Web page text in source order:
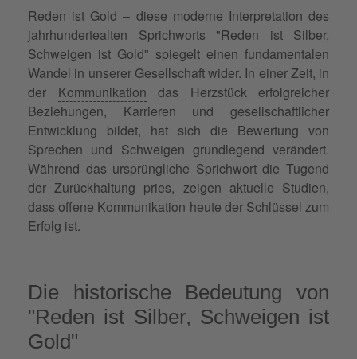
Reden ist Gold – diese moderne Interpretation des
jahrhundertealten Sprichworts "Reden ist Silber,
Schweigen ist Gold" spiegelt einen fundamentalen
Wandel in unserer Gesellschaft wider. In einer Zeit, in
der Kommunikation das Herzstück erfolgreicher
Beziehungen, Karrieren und gesellschaftlicher
Entwicklung bildet, hat sich die Bewertung von
Sprechen und Schweigen grundlegend verändert.
Während das ursprüngliche Sprichwort die Tugend
der Zurückhaltung pries, zeigen aktuelle Studien,
dass offene Kommunikation heute der Schlüssel zum
Erfolg ist.
Die historische Bedeutung von
"Reden ist Silber, Schweigen ist
Gold"